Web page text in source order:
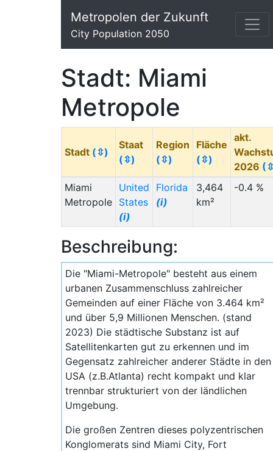
Metropolen der Zukunft
City Population 2050
Stadt: Miami
Metropole
Stadt (⇳)
Staat
(⇳)
Region
(⇳)
Fläche
(⇳)
akt.
2026
Miami
Metropole
United
States
(i)
Florida
(i)
3,464
km²
-0.4 %
Beschreibung:
Die "Miami-Metropole" besteht aus einem
urbanen Zusammenschluss zahlreicher
Gemeinden auf einer Fläche von 3.464 km²
und über 5,9 Millionen Menschen. (stand
2023) Die städtische Substanz ist auf
Satellitenkarten gut zu erkennen und im
Gegensatz zahlreicher anderer Städte in den
USA (z.B.Atlanta) recht kompakt und klar
trennbar strukturiert von der ländlichen
Umgebung.
Die großen Zentren dieses polyzentrischen
Konglomerats sind Miami City, Fort